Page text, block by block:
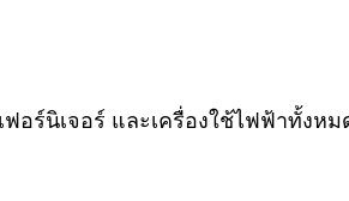
ร์นิเจอร์ และเครื่องใช้ไฟฟ้าทั้งหม